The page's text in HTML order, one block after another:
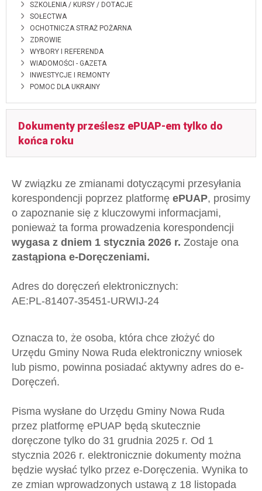
SZKOLENIA / KURSY / DOTACJE
SOŁECTWA
OCHOTNICZA STRAŻ POŻARNA
ZDROWIE
WYBORY I REFERENDA
WIADOMOŚCI - GAZETA
INWESTYCJE I REMONTY
POMOC DLA UKRAINY
Dokumenty prześlesz ePUAP-em tylko do
końca roku
W związku ze zmianami dotyczącymi przesyłania
korespondencji poprzez platformę ePUAP, prosimy
o zapoznanie się z kluczowymi informacjami,
ponieważ ta forma prowadzenia korespondencji
wygasa z dniem 1 stycznia 2026 r. Zostaje ona
zastąpiona e-Doręczeniami.
Adres do doręczeń elektronicznych:
AE:PL-81407-35451-URWIJ-24
Oznacza to, że osoba, która chce złożyć do
Urzędu Gminy Nowa Ruda elektroniczny wniosek
lub pismo, powinna posiadać aktywny adres do e-
Doręczeń.
Pisma wysłane do Urzędu Gminy Nowa Ruda
przez platformę ePUAP będą skutecznie
doręczone tylko do 31 grudnia 2025 r. Od 1
stycznia 2026 r. elektronicznie dokumenty można
będzie wysłać tylko przez e-Doręczenia. Wynika to
ze zmian wprowadzonych ustawą z 18 listopada